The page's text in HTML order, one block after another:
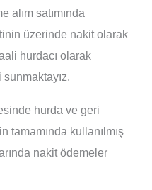
alım satımında
üzerinde nakit olarak
hurdacı olarak
hurda ve geri
tamamında kullanılmış
nakit ödemeler